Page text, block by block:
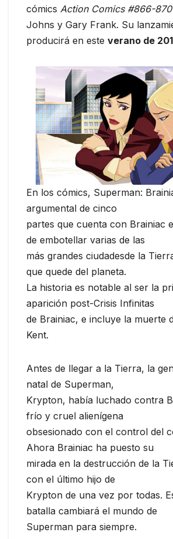
cómics Action Comics #866-870
Johns y Gary Frank. Su
producirá en este verano de
En los cómics, Superman:
argumental de cinco
partes que cuenta con Brainiac
de embotellar varias de las
más grandes ciudadesde la
que quede del planeta.
La historia es notable al ser la
aparición post-Crisis Infinitas
de Brainiac, e incluye la muerte
Kent.
Antes de llegar a la Tierra, la
natal de Superman,
Krypton, había luchado contra
frío y cruel alienígena
obsesionado con el control del
Ahora Brainiac ha puesto su
mirada en la destrucción de la
con el último hijo de
Krypton de una vez por todas.
batalla cambiará el mundo de
Superman para siempre.